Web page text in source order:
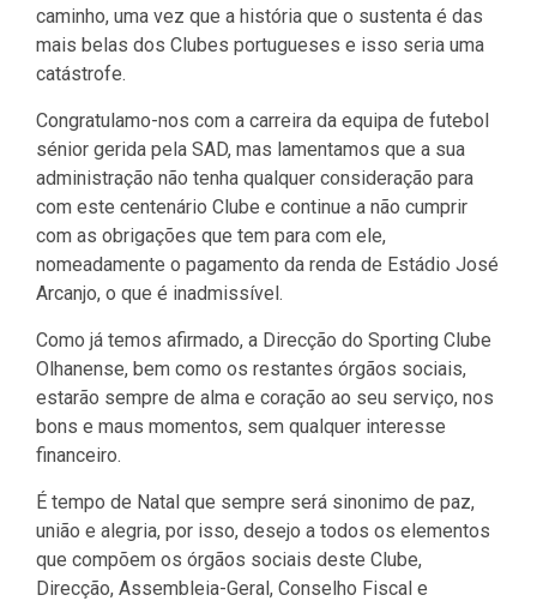
caminho, uma vez que a história que o sustenta é das
mais belas dos Clubes portugueses e isso seria uma
catástrofe.
Congratulamo-nos com a carreira da equipa de futebol
sénior gerida pela SAD, mas lamentamos que a sua
administração não tenha qualquer consideração para
com este centenário Clube e continue a não cumprir
com as obrigações que tem para com ele,
nomeadamente o pagamento da renda de Estádio José
Arcanjo, o que é inadmissível.
Como já temos afirmado, a Direcção do Sporting Clube
Olhanense, bem como os restantes órgãos sociais,
estarão sempre de alma e coração ao seu serviço, nos
bons e maus momentos, sem qualquer interesse
financeiro.
É tempo de Natal que sempre será sinonimo de paz,
união e alegria, por isso, desejo a todos os elementos
que compõem os órgãos sociais deste Clube,
Direcção, Assembleia-Geral, Conselho Fiscal e